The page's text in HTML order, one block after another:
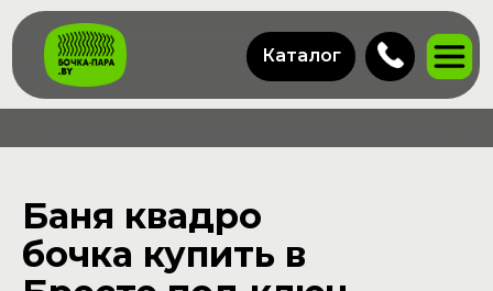
Каталог
Баня квадро
бочка купить в